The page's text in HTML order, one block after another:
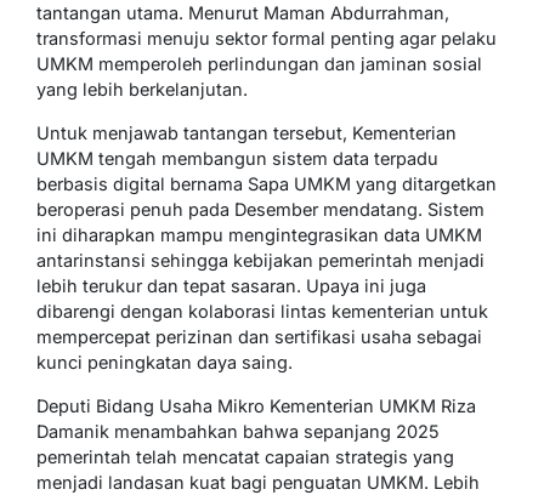
tantangan utama. Menurut Maman Abdurrahman,
transformasi menuju sektor formal penting agar pelaku
UMKM memperoleh perlindungan dan jaminan sosial
yang lebih berkelanjutan.
Untuk menjawab tantangan tersebut, Kementerian
UMKM tengah membangun sistem data terpadu
berbasis digital bernama Sapa UMKM yang ditargetkan
beroperasi penuh pada Desember mendatang. Sistem
ini diharapkan mampu mengintegrasikan data UMKM
antarinstansi sehingga kebijakan pemerintah menjadi
lebih terukur dan tepat sasaran. Upaya ini juga
dibarengi dengan kolaborasi lintas kementerian untuk
mempercepat perizinan dan sertifikasi usaha sebagai
kunci peningkatan daya saing.
Deputi Bidang Usaha Mikro Kementerian UMKM Riza
Damanik menambahkan bahwa sepanjang 2025
pemerintah telah mencatat capaian strategis yang
menjadi landasan kuat bagi penguatan UMKM. Lebih